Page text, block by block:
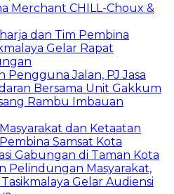
Merchant CHILL-Choux &
dan Tim Pembina
Gelar Rapat
Jalan, PJ Jasa
Bersama Unit Gakkum
Rambu Imbauan
dan Ketaatan
Samsat Kota
Gabungan di Taman Kota
Pelindungan Masyarakat,
Gelar Audiensi